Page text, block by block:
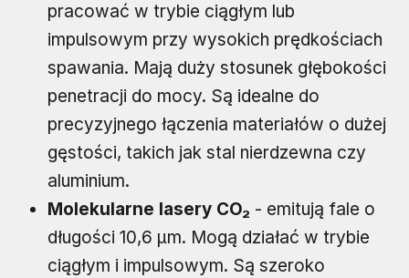
pracować w trybie ciągłym lub
impulsowym przy wysokich prędkościach
spawania. Mają duży stosunek głębokości
penetracji do mocy. Są idealne do
precyzyjnego łączenia materiałów o dużej
gęstości, takich jak stal nierdzewna czy
aluminium.
Molekularne lasery CO₂ - emitują fale o
długości 10,6 µm. Mogą działać w trybie
ciągłym i impulsowym. Są szeroko